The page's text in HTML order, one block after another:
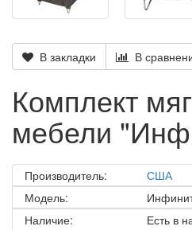
В закладки В
Комплект
мебели
Производитель:
США
Модель:
Наличие:
Есть в